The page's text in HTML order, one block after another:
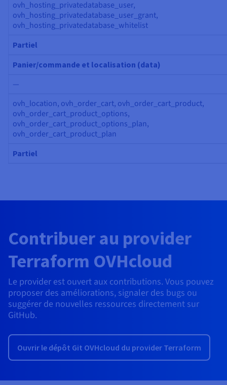
ovh_hosting_privatedatabase_user,
ovh_hosting_privatedatabase_user_grant,
ovh_hosting_privatedatabase_whitelist
Partiel
Panier/commande et localisation (data)
—
ovh_location, ovh_order_cart, ovh_order_cart_product,
ovh_order_cart_product_options,
ovh_order_cart_product_options_plan,
ovh_order_cart_product_plan
Partiel
Contribuer au provider
Terraform OVHcloud
Le provider est ouvert aux contributions. Vous pouvez
proposer des améliorations, signaler des bugs ou
suggérer de nouvelles ressources directement sur
GitHub.
Ouvrir le dépôt Git OVHcloud du provider Terraform